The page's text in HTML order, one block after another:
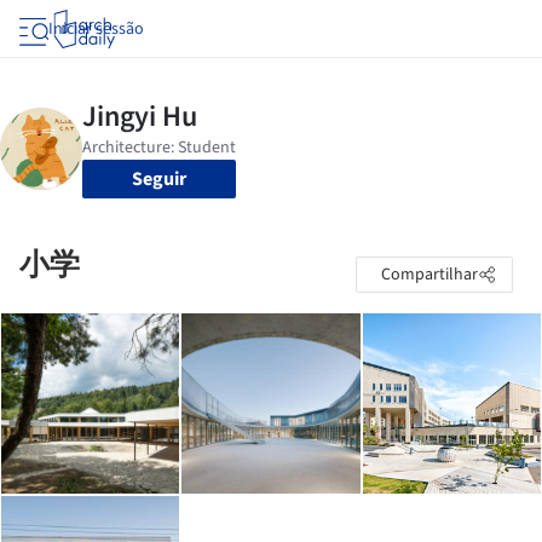
Iniciar sessão
Seguir
小学 Compartilhar